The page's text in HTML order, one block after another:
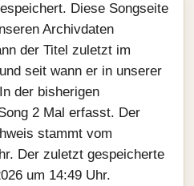
Diese Songseite
Archivdaten
der Titel zuletzt im
seit wann er in unserer
der bisherigen
2 Mal erfasst. Der
stammt vom
Der zuletzt gespeicherte
um 14:49 Uhr.